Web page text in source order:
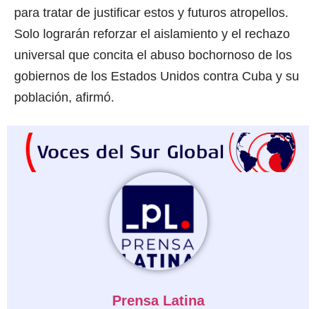
para tratar de justificar estos y futuros atropellos.
Solo lograrán reforzar el aislamiento y el rechazo
universal que concita el abuso bochornoso de los
gobiernos de los Estados Unidos contra Cuba y su
población, afirmó.
Prensa Latina